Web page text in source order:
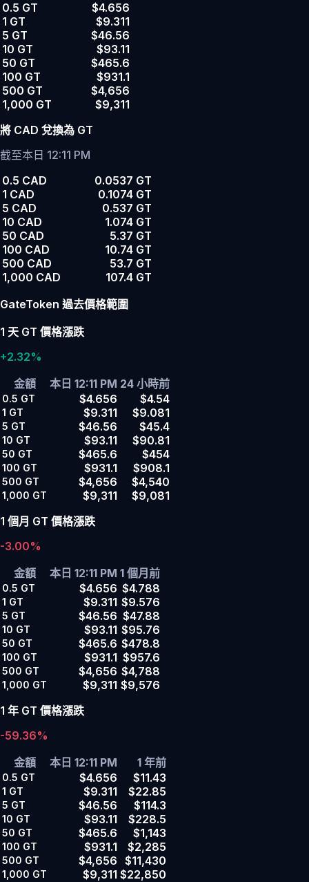
0.5 GT
$4.656
1 GT
$9.311
5 GT
$46.56
10 GT
$93.11
50 GT
$465.6
100 GT
$931.1
500 GT
$4,656
1,000 GT
$9,311
將 CAD 兌換為 GT
截至本日 12:11 PM
0.5 CAD
0.0537 GT
1 CAD
0.1074 GT
5 CAD
0.537 GT
10 CAD
1.074 GT
50 CAD
5.37 GT
100 CAD
10.74 GT
500 CAD
53.7 GT
1,000 CAD
107.4 GT
GateToken 過去價格範圍
1 天 GT 價格漲跌
+2.32%
金額
本日 12:11 PM 24 小時前
0.5 GT $4.656 $4.54
1 GT $9.311 $9.081
5 GT $46.56 $45.4
10 GT $93.11 $90.81
50 GT $465.6 $454
100 GT $931.1 $908.1
500 GT $4,656 $4,540
1,000 GT $9,311
$9,081
1 個月 GT 價格漲跌
-3.00%
金額
本日 12:11 PM 1 個月前
0.5 GT $4.656 $4.788
1 GT $9.311 $9.576
5 GT $46.56 $47.88
10 GT $93.11 $95.76
50 GT $465.6 $478.8
100 GT $931.1 $957.6
500 GT $4,656 $4,788
1,000 GT $9,311 $9,576
1 年 GT 價格漲跌
-59.36%
金額
本日 12:11 PM 1 年前
0.5 GT $4.656 $11.43
1 GT $9.311 $22.85
5 GT $46.56 $114.3
10 GT $93.11 $228.5
50 GT $465.6 $1,143
100 GT $931.1 $2,285
500 GT $4,656 $11,430
1,000 GT $9,311 $22,850